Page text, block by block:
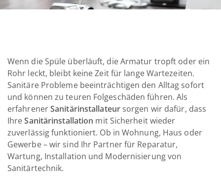
Wenn die Spüle überläuft, die Armatur tropft oder ein
Rohr leckt, bleibt keine Zeit für lange Wartezeiten.
Sanitäre Probleme beeinträchtigen den Alltag sofort
und können zu teuren Folgeschäden führen. Als
erfahrenerSanitärinstallateursorgen wir dafür, dass
IhreSanitärinstallation mit Sicherheit wieder
zuverlässig funktioniert. Ob in Wohnung, Haus oder
Gewerbe – wir sind Ihr Partner für Reparatur,
Wartung, Installation und Modernisierung von
Sanitärtechnik.